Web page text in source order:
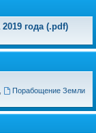
года (.pdf)
Порабощение Земли